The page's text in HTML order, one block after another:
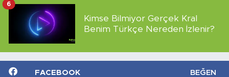
Kimse Bilmiyor Gerçek Kral
Benim Türkçe Nereden İzlenir?
6
FACEBOOK BEĞEN